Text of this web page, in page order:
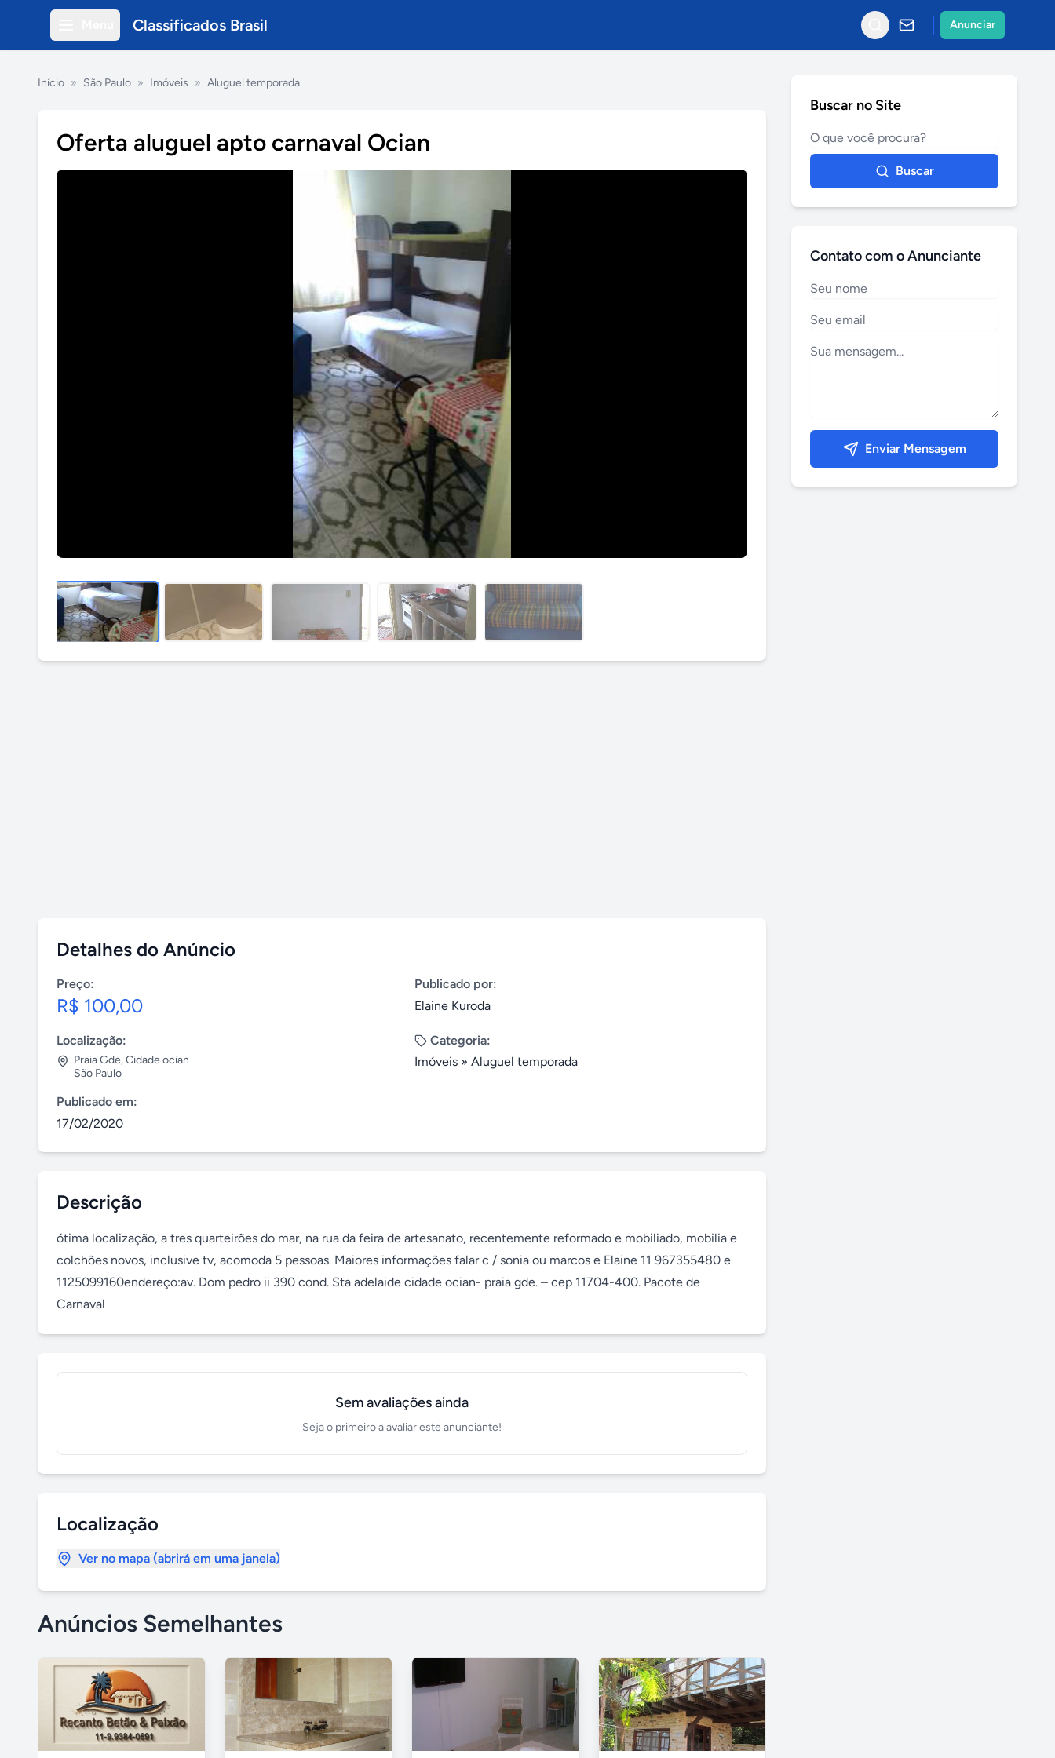
Classificados Brasil Anunciar
Início » São Paulo » Imóveis » Aluguel temporada
Oferta aluguel apto carnaval Ocian
Detalhes do Anúncio
Preço:
R$ 100,00
Publicado por:
Elaine Kuroda
Localização:
Praia Gde,Cidade ocian
São Paulo
Categoria:
Imóveis » Aluguel temporada
Publicado em:
17/02/2020
Descrição
ótima localização, a tres quarteirões do mar, na rua da feira de artesanato, recentemente reformado e mobiliado, mobilia e
colchões novos, inclusive tv, acomoda 5 pessoas. Maiores informações falar c / sonia ou marcos e Elaine 11 967355480 e
1125099160endereço:av. Dom pedro ii 390 cond. Sta adelaide cidade ocian- praia gde. – cep 11704-400. Pacote de
Carnaval
Sem avaliações ainda
Seja o primeiro a avaliar este anunciante!
Localização
Ver no mapa (abrirá em uma janela)
Anúncios Semelhantes
Buscar no Site
Buscar
Contato com o Anunciante
Enviar Mensagem